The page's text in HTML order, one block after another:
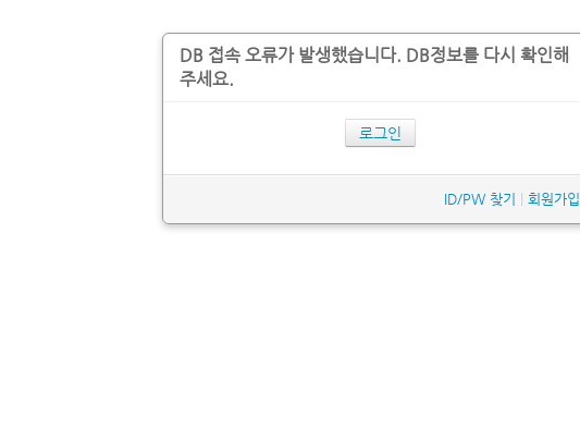
DB 접속 오류가 발생했습니다. DB정보를 다시 확인해
주세요.
로그인
ID/PW 찾기 회원가입